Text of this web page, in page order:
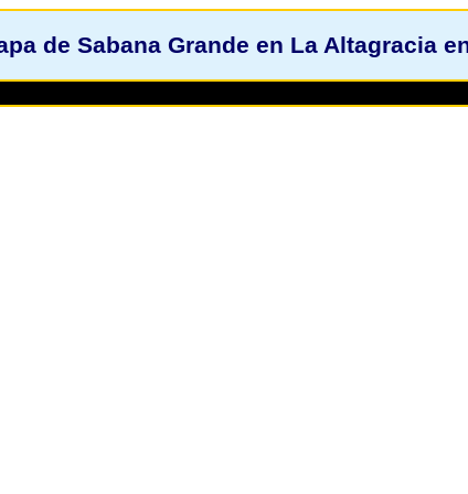
de Sabana Grande en La Altagracia